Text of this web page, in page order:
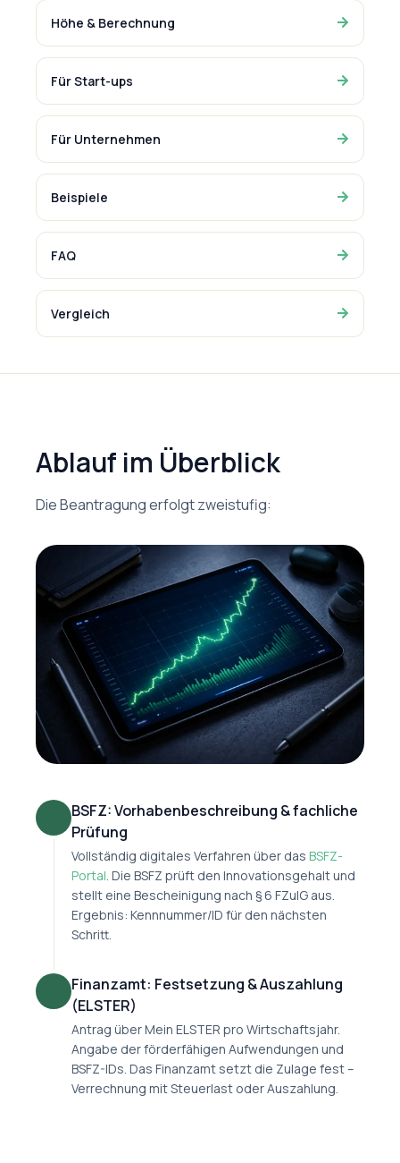
Höhe & Berechnung
Für Start-ups
Für Unternehmen
Beispiele
FAQ
Vergleich
Ablauf im Überblick
Die Beantragung erfolgt zweistufig:
BSFZ: Vorhabenbeschreibung & fachliche
Prüfung
Vollständig digitales Verfahren über das BSFZ-
Portal. Die BSFZ prüft den Innovationsgehalt und
stellt eine Bescheinigung nach § 6 FZulG aus.
Ergebnis: Kennnummer/ID für den nächsten
Schritt.
Finanzamt: Festsetzung & Auszahlung
(ELSTER)
Antrag über Mein ELSTER pro Wirtschaftsjahr.
Angabe der förderfähigen Aufwendungen und
BSFZ-IDs. Das Finanzamt setzt die Zulage fest –
Verrechnung mit Steuerlast oder Auszahlung.